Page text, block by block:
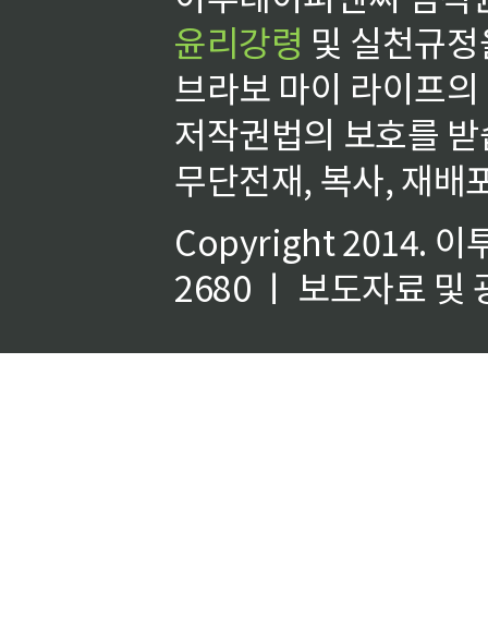
윤리강령 및 실천규
브라보 마이 라이프
저작권법의 보호를
무단전재, 복사, 재배
Copyright 2014. 이
2680 ㅣ 보도자료